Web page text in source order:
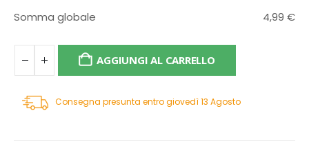
Somma globale
4,99 €
AGGIUNGI AL CARRELLO
Consegna presunta entro giovedì 13 Agosto